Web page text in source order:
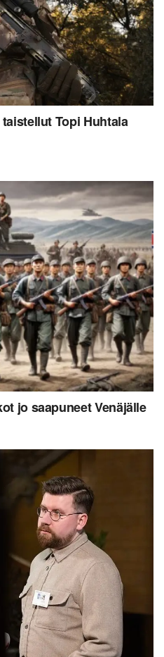
Topi Huhtala
jo saapuneet Venäjälle